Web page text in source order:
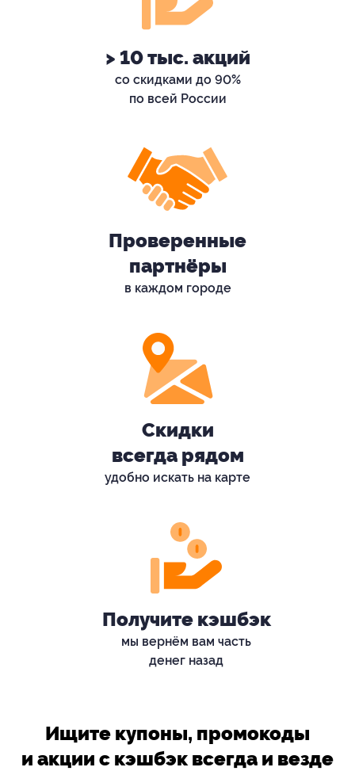
> 10 тыс. акций
со скидками до 90%
по всей России
Проверенные
партнёры
в каждом городе
Скидки
всегда рядом
удобно искать на карте
Получите кэшбэк
мы вернём вам часть
денег назад
Ищите купоны, промокоды
и акции с кэшбэк всегда и везде